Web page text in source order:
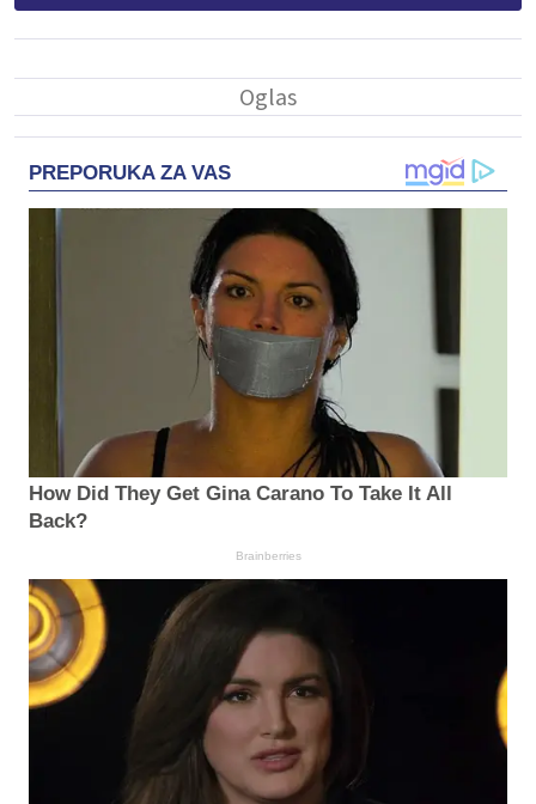
PREPORUKA ZA VAS
How Did They Get Gina Carano To Take It All
Back?
Brainberries